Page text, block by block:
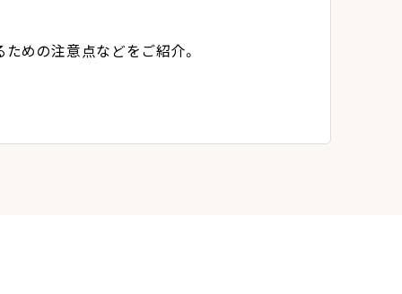
めの注意点などをご紹介。